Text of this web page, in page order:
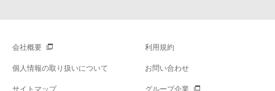
会社概要 利用規約
個人情報の取り扱いについて お問い合わせ
サイトマップ グループ企業